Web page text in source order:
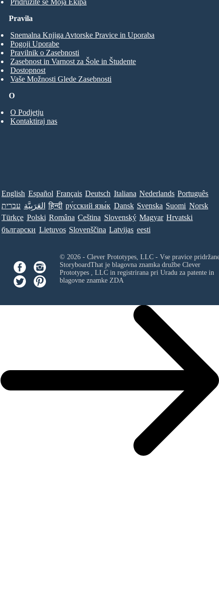
Pridružite se Moja Ekipa
O
O Podjetju
Kontaktiraj nas
Pravila
Snemalna Knjiga Avtorske Pravice in Uporaba
Pogoji Uporabe
Pravilnik o Zasebnosti
Zasebnost in Varnost za Šole in Študente
Dostopnost
Vaše Možnosti Glede Zasebnosti
English Español Français Deutsch Italiana Nederlands Português
עברית العَرَبِيَّة हिन्दी ру́сский язы́к Dansk Svenska Suomi Norsk
Türkçe Polski Româna Ceština Slovenský Magyar Hrvatski
български Lietuvos Slovenščina Latvijas eesti
© 2026 - Clever Prototypes, LLC - Vse pravice
StoryboardThat je blagovna znamka družbe Clever
Prototypes , LLCin registrirana pri Uradu za patente in
blagovne znamke ZDA